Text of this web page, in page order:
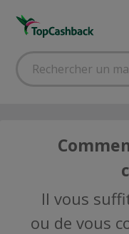
Il vous
ou de vous